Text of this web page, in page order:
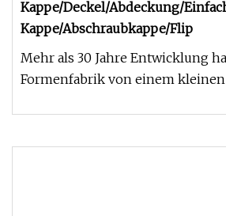
Kappe/Deckel/Abdeckung/
Kappe/Abschraubkappe/Flip
Mehr als 30 Jahre Entwicklung
Formenfabrik von einem